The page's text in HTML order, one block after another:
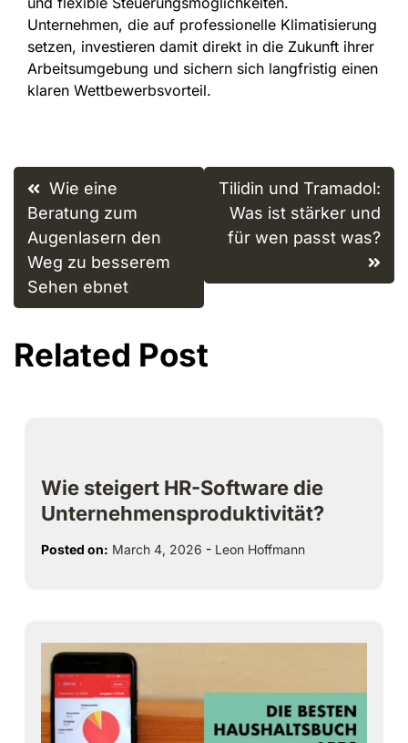
Unternehmen, die auf professionelle Klimatisierung
setzen, investieren damit direkt in die Zukunft ihrer
Arbeitsumgebung und sichern sich langfristig einen
klaren Wettbewerbsvorteil.
Post
navigation
Wie eine
Beratung zum
Augenlasern den
Weg zu besserem
Sehen ebnet
Tilidin und Tramadol:
Was ist stärker und
für wen passt was?
Related Post
Wie steigert HR-Software die
Unternehmensproduktivität?
Posted on: March 4, 2026 - Leon Hoffmann